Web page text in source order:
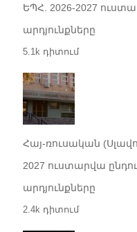
ԵՊՀ. 2026-2027
արդյունքները
5.1k դիտում
Հայ-ռուսական
2027 ուստարվա
արդյունքները
2.4k դիտում